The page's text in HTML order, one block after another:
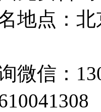
地点：
微信：